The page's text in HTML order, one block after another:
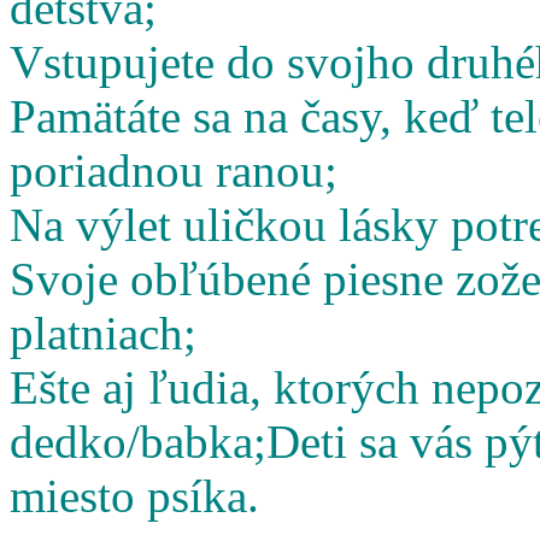
Vstupujete do svojho
Pamätáte sa na časy, keď
poriadnou ranou;
Na výlet uličkou lásky
Svoje obľúbené piesne
platniach;
Ešte aj ľudia, ktorých
dedko/babka;Deti sa vás
miesto psíka.